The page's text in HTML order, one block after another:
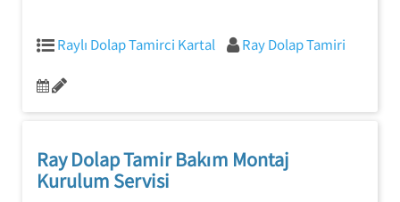
Raylı Dolap Tamirci Kartal Ray Dolap Tamiri
Ray Dolap Tamir Bakım Montaj
Kurulum Servisi